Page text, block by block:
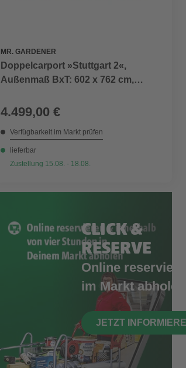
MR. GARDENER
Doppelcarport »Stuttgart 2«,
Außenmaß BxT: 602 x 762 cm,
4.499,00 €
Verfügbarkeit im Markt prüfen
lieferbar
Zustellung 15.08. - 18.08.
CLICK &
RESERVE
Online
im Markt abholen
JETZT